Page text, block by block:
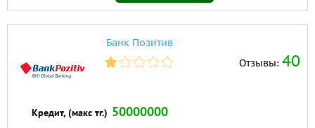
Банк Позитив
Отзывы: 40
Кредит, (макс тг.) 50000000